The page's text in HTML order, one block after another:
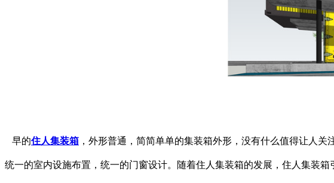
早的住人集装箱 ，外形普通，简简单单的集装箱外形，没有什么值得让人
统一的室内设施布置，统一的门窗设计。随着住人集装箱的发展，住人集装